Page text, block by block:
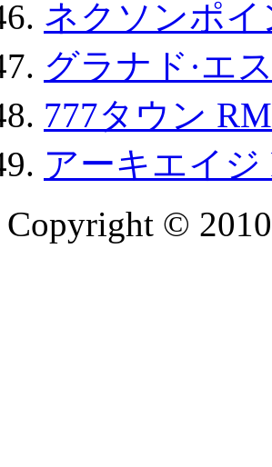
ネクソンポイ
グラナド·エ
777タウン
アーキエイジ
Copyright ©